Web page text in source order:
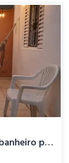
Linda e iluminada Edícula com banheiro privativo mobliada